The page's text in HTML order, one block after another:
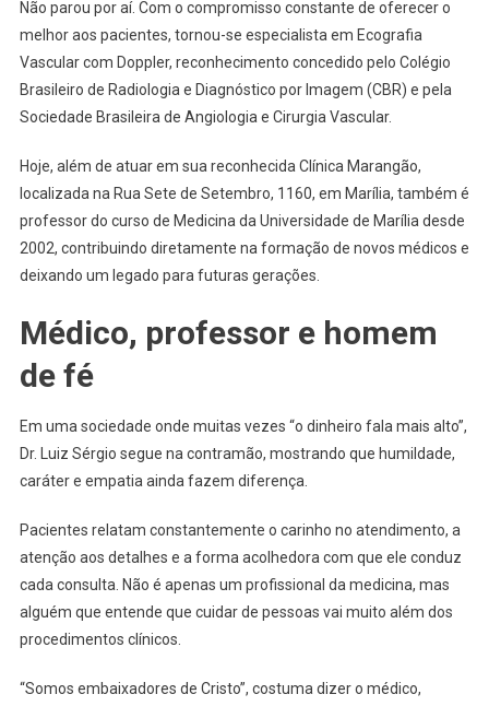
Não parou por aí. Com o compromisso constante de oferecer o
melhor aos pacientes, tornou-se especialista em Ecografia
Vascular com Doppler, reconhecimento concedido pelo Colégio
Brasileiro de Radiologia e Diagnóstico por Imagem (CBR) e pela
Sociedade Brasileira de Angiologia e Cirurgia Vascular.
Hoje, além de atuar em sua reconhecida Clínica Marangão,
localizada na Rua Sete de Setembro, 1160, em Marília, também é
professor do curso de Medicina da Universidade de Marília desde
2002, contribuindo diretamente na formação de novos médicos e
deixando um legado para futuras gerações.
Médico, professor e homem
de fé
Em uma sociedade onde muitas vezes “o dinheiro fala mais alto”,
Dr. Luiz Sérgio segue na contramão, mostrando que humildade,
caráter e empatia ainda fazem diferença.
Pacientes relatam constantemente o carinho no atendimento, a
atenção aos detalhes e a forma acolhedora com que ele conduz
cada consulta. Não é apenas um profissional da medicina, mas
alguém que entende que cuidar de pessoas vai muito além dos
procedimentos clínicos.
“Somos embaixadores de Cristo”, costuma dizer o médico,